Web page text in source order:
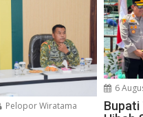
Pelopor Wiratama
6
Bupati